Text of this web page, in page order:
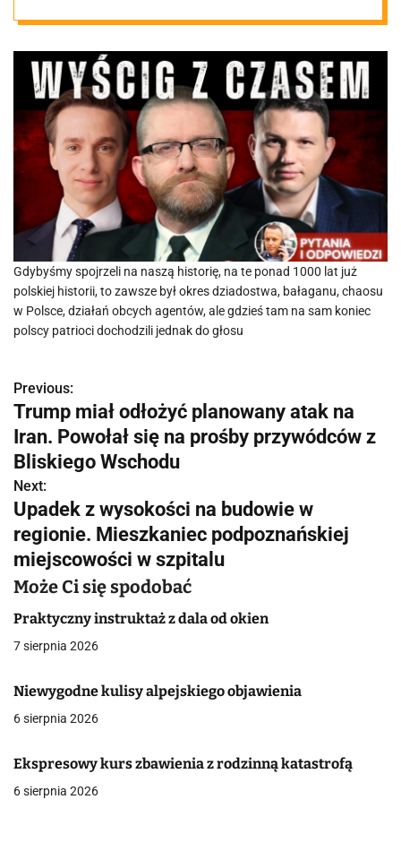
Gdybyśmy spojrzeli na naszą historię, na te ponad 1000 lat już
polskiej historii, to zawsze był okres dziadostwa, bałaganu, chaosu
w Polsce, działań obcych agentów, ale gdzieś tam na sam koniec
polscy patrioci dochodzili jednak do głosu
N
a
w
i
g
a
c
j
w
i
s
Previous:
Trump miał odłożyć planowany atak na
Iran. Powołał się na prośby przywódców z
Bliskiego Wschodu
Next:
Upadek z wysokości na budowie w
regionie. Mieszkaniec podpoznańskiej
miejscowości w szpitalu
Może Ci się spodobać
Praktyczny instruktaż z dala od okien
7 sierpnia 2026
Niewygodne kulisy alpejskiego objawienia
6 sierpnia 2026
Ekspresowy kurs zbawienia z rodzinną katastrofą
6 sierpnia 2026